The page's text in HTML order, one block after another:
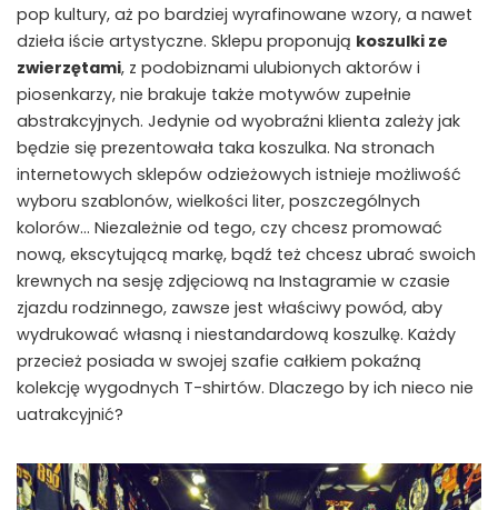
pop kultury, aż po bardziej wyrafinowane wzory, a nawet
dzieła iście artystyczne. Sklepu proponują koszulki ze
zwierzętami, z podobiznami ulubionych aktorów i
piosenkarzy, nie brakuje także motywów zupełnie
abstrakcyjnych. Jedynie od wyobraźni klienta zależy jak
będzie się prezentowała taka koszulka. Na stronach
internetowych sklepów odzieżowych istnieje możliwość
wyboru szablonów, wielkości liter, poszczególnych
kolorów… Niezależnie od tego, czy chcesz promować
nową, ekscytującą markę, bądź też chcesz ubrać swoich
krewnych na sesję zdjęciową na Instagramie w czasie
zjazdu rodzinnego, zawsze jest właściwy powód, aby
wydrukować własną i niestandardową koszulkę. Każdy
przecież posiada w swojej szafie całkiem pokaźną
kolekcję wygodnych T-shirtów. Dlaczego by ich nieco nie
uatrakcyjnić?